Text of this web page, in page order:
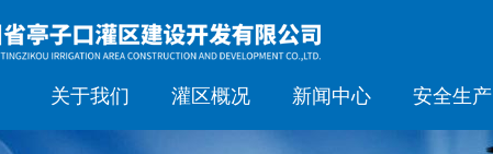
关于我们 灌区概况 新闻中心 安全生产